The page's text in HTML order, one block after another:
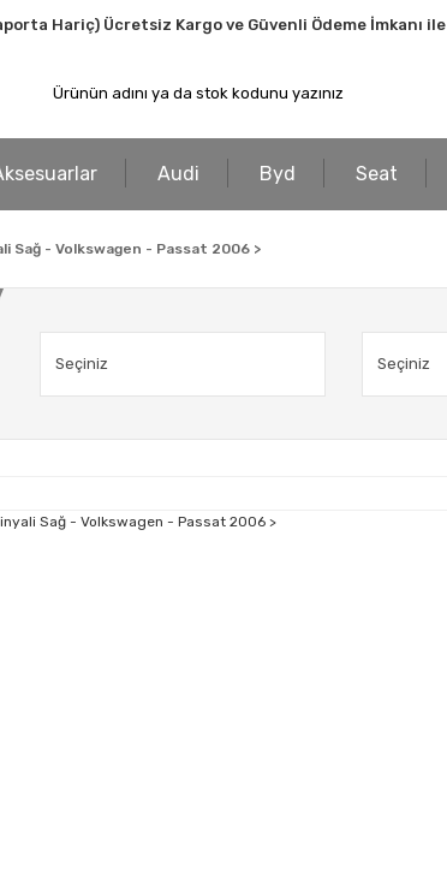
Hariç) Ücretsiz Kargo ve Güvenli Ödeme İmkanı ile
Audi Byd Seat
Sağ - Volkswagen - Passat 2006 >